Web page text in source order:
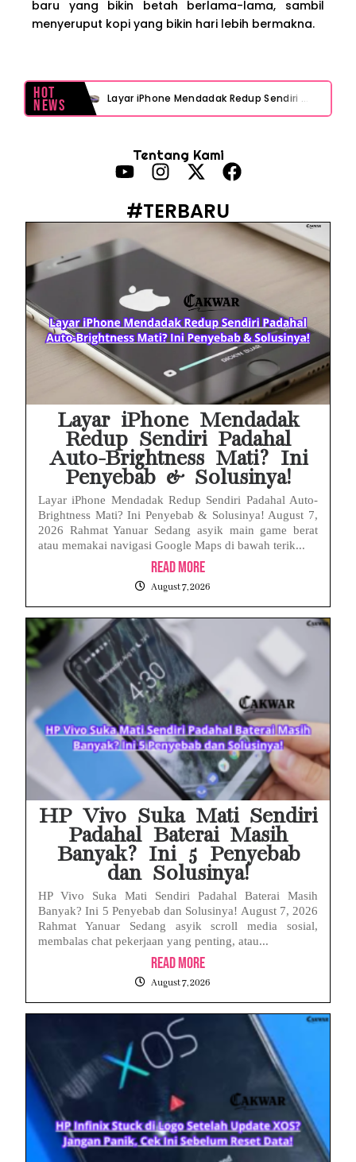
baru yang bikin betah berlama-lama, sambil
menyeruput kopi yang bikin hari lebih bermakna.
Hot
News Layar iPhone Mendadak Redup Sendiri Padahal Auto-Brightness Mati? Ini Penyebab & Solusinya!
Prabowo Sebut ‘Londo Ireng’, Ray Rangkuti Desak DPR Bersikap, Ini Ulasan Politiknya
MAKI Soroti Penahanan Eks Jampidsus Febrie Adriansyah Tanpa Rompi Pink
Babak Baru Kasus Febrie Adriansyah, Rencana Praperadilan Penyitaan Emas dan Uang Tunai Jadi Sorotan
Baterai Apple Watch Cepat Boros? Ini Penyebab dan Cara Mengatasinya
HP Huawei Cepat Panas? Ini Penyebab Utama dan Cara Mengatasinya
Tentang Kami
#TERBARU
Layar iPhone Mendadak
Redup Sendiri Padahal
Auto-Brightness Mati? Ini
Penyebab & Solusinya!
Layar iPhone Mendadak Redup Sendiri Padahal Auto-
Brightness Mati? Ini Penyebab & Solusinya! August 7,
2026 Rahmat Yanuar Sedang asyik main game berat
atau memakai navigasi Google Maps di bawah terik...
Read More
August 7, 2026
HP Vivo Suka Mati Sendiri
Padahal Baterai Masih
Banyak? Ini 5 Penyebab
dan Solusinya!
HP Vivo Suka Mati Sendiri Padahal Baterai Masih
Banyak? Ini 5 Penyebab dan Solusinya! August 7, 2026
Rahmat Yanuar Sedang asyik scroll media sosial,
membalas chat pekerjaan yang penting, atau...
Read More
August 7, 2026